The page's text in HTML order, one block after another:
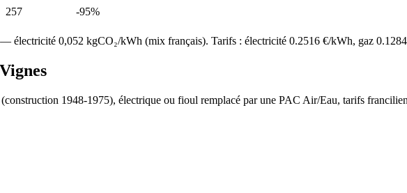
257 -95%
électricité 0,052 kgCO₂/kWh (mix français). Tarifs : électricité 0.2516 €/kWh, gaz 0.1284
(construction 1948-1975), électrique ou fioul remplacé par une PAC Air/Eau, tarifs